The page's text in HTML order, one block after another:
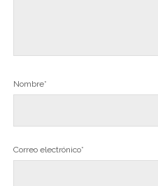
Nombre*
Correo electrónico*